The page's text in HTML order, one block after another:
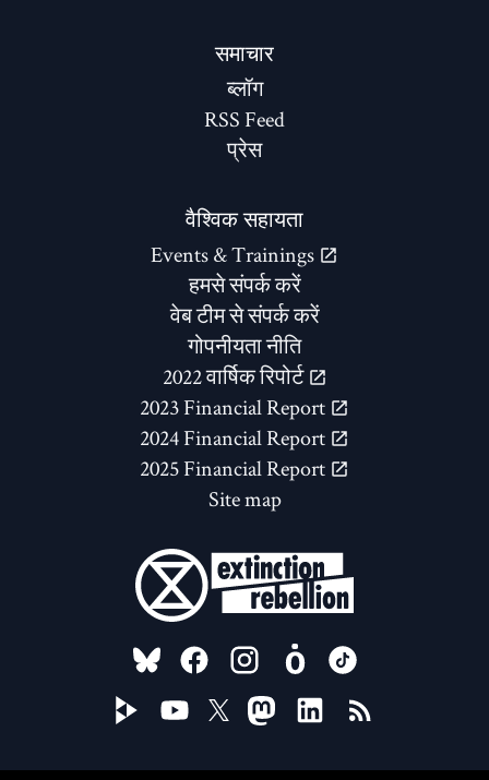
समाचार
ब्लॉग
RSS Feed
प्रेस
वैश्विक सहायता
Events & Trainings
हमसे संपर्क करें
वेब टीम से संपर्क करें
गोपनीयता नीति
2022 वार्षिक रिपोर्ट
2023 Financial Report
2024 Financial Report
2025 Financial Report
Site map
FOLLOW US ON